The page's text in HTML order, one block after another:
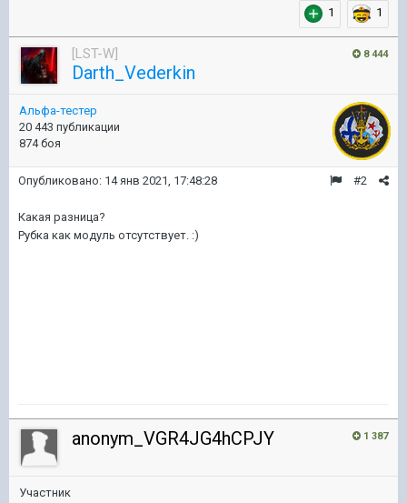
1 1
8 444
[LST-W]
Darth_Vederkin
Альфа-тестер
20 443 публикации
874 боя
#2
Опубликовано: 14 янв 2021, 17:48:28
Какая разница?
Рубка как модуль отсутствует. :)
1 387
anonym_VGR4JG4hCPJY
Участник